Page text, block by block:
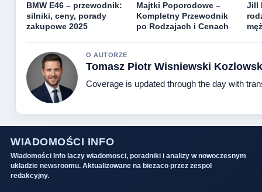
BMW E46 – przewodnik:
silniki, ceny, porady
zakupowe 2025
Majtki Poporodowe –
Kompletny Przewodnik
po Rodzajach i Cenach
Jill
O AUTORZE
Tomasz Piotr Wisniewski
Coverage is updated through the day with
WIADOMOŚCI INFO
Wiadomości Info laczy wiadomosci, poradniki i analizy w nowoczesnym
ukladzie newsroomu. Aktualizowane na biezaco przez zespol
redakcyjny.